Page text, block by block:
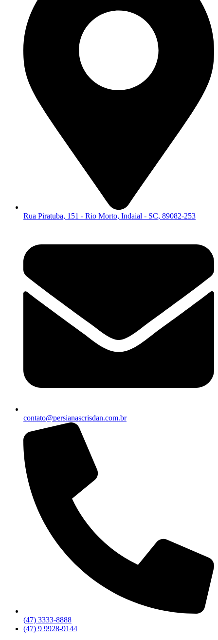
Rua Piratuba, 151 - Rio Morto, Indaial - SC, 89082-253
contato@persianascrisdan.com.br
(47) 3333-8888
(47) 9 9928-9144